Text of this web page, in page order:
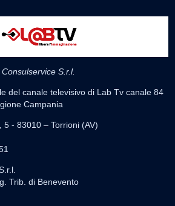
S.r.l.
del canale televisivo di Lab Tv canale 84
Campania
5 - 83010 – Torrioni (AV)
Trib. di Benevento